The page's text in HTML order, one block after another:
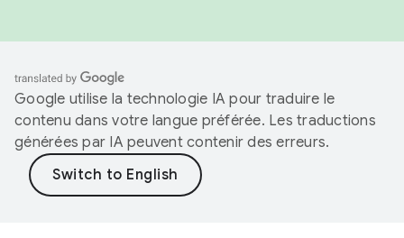
Google utilise la technologie IA pour traduire le
contenu dans votre langue préférée. Les traductions
générées par IA peuvent contenir des erreurs.